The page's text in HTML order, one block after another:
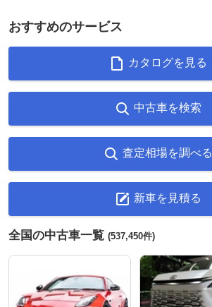
おすすめのサービス
カタログを見る
中古車を検索
査定相場を調べる
新車を見積る
全国の中古車一覧 (537,450件)